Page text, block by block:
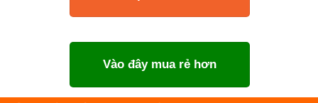
Vào đây mua rẻ hơn